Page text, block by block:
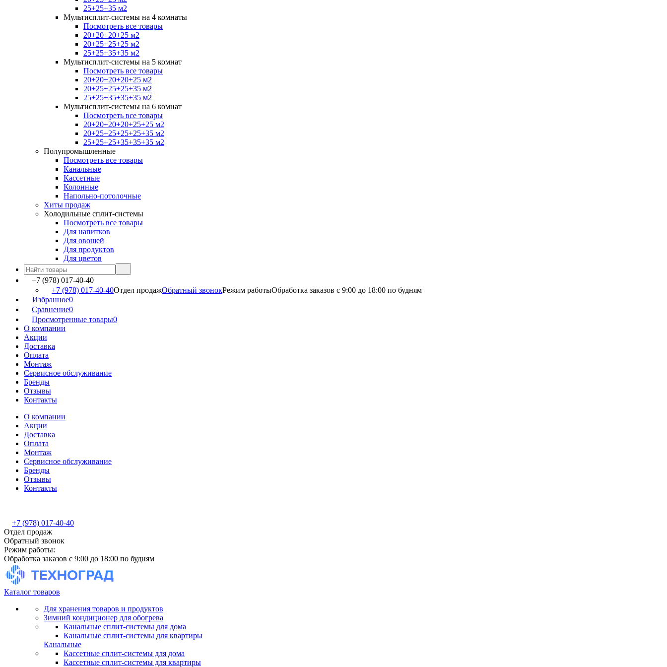
25+25+35 м2
Мультисплит-системы на 4 комнаты
Посмотреть все товары
20+20+20+25 м2
20+25+25+25 м2
25+25+35+35 м2
Мультисплит-системы на 5 комнат
Посмотреть все товары
20+20+20+20+25 м2
20+25+25+25+35 м2
25+25+35+35+35 м2
Мультисплит-системы на 6 комнат
Посмотреть все товары
20+20+20+20+25+25 м2
20+25+25+25+25+35 м2
25+25+25+35+35+35 м2
Полупромышленные
Посмотреть все товары
Канальные
Кассетные
Колонные
Напольно-потолочные
Хиты продаж
Холодильные сплит-системы
Посмотреть все товары
Для напитков
Для овощей
Для продуктов
Для цветов
+7 (978) 017-40-40
+7 (978) 017-40-40Отдел продажОбратный звонокРежим работыОбработка заказов с 9:00 до 18:00 по будням
Избранное0
Сравнение0
Просмотренные товары0
О компании
Акции
Доставка
Оплата
Монтаж
Сервисное обслуживание
Бренды
Отзывы
Контакты
О компании
Акции
Доставка
Оплата
Монтаж
Сервисное обслуживание
Бренды
Отзывы
Контакты
+7 (978) 017-40-40
Отдел продаж
Обратный звонок
Режим работы:
Обработка заказов с 9:00 до 18:00 по будням
Каталог товаров
Для хранения товаров и продуктов
Зимний кондиционер для обогрева
Канальные сплит-системы для дома
Канальные сплит-системы для квартиры
Канальные
Кассетные сплит-системы для дома
Кассетные сплит-системы для квартиры